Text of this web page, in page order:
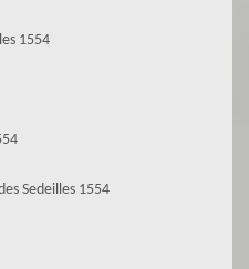
1554
Sedeilles 1554